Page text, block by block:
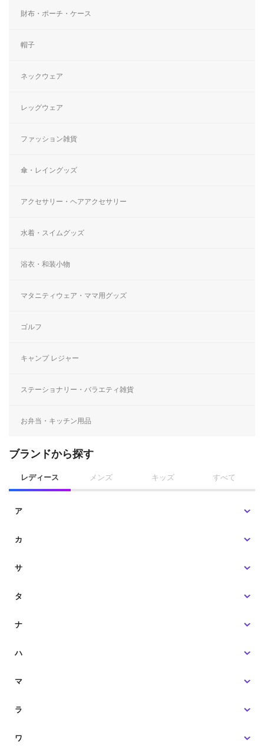
財布・ポーチ・ケース
帽子
ネックウェア
レッグウェア
ファッション雑貨
傘・レイングッズ
アクセサリー・ヘアアクセサリー
水着・スイムグッズ
浴衣・和装小物
マタニティウェア・ママ用グッズ
ゴルフ
キャンプ レジャー
ステーショナリー・バラエティ雑貨
お弁当・キッチン用品
ブランドから探す
レディース メンズ キッズ すべて
ア
カ
サ
タ
ナ
ハ
マ
ラ
ワ